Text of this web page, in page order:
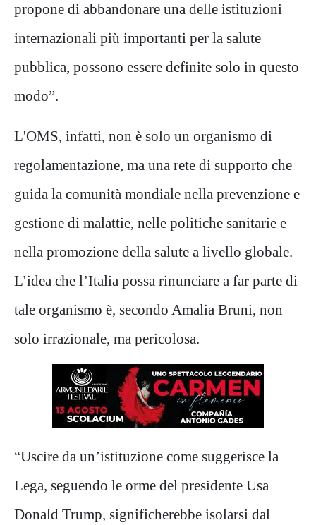
propone di abbandonare una delle istituzioni
internazionali più importanti per la salute
pubblica, possono essere definite solo in questo
modo”.
L'OMS, infatti, non è solo un organismo di
regolamentazione, ma una rete di supporto che
guida la comunità mondiale nella prevenzione e
gestione di malattie, nelle politiche sanitarie e
nella promozione della salute a livello globale.
L’idea che l’Italia possa rinunciare a far parte di
tale organismo è, secondo Amalia Bruni, non
solo irrazionale, ma pericolosa.
“Uscire da un’istituzione come suggerisce la
Lega, seguendo le orme del presidente Usa
Donald Trump, significherebbe isolarsi dal